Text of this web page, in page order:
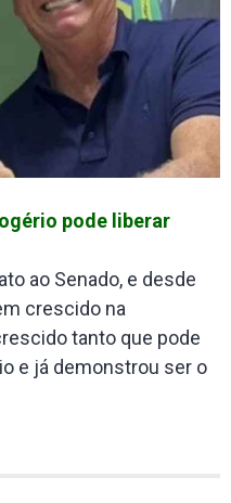
pode liberar
ao Senado, e desde
crescido na
tanto que pode
e já demonstrou ser o